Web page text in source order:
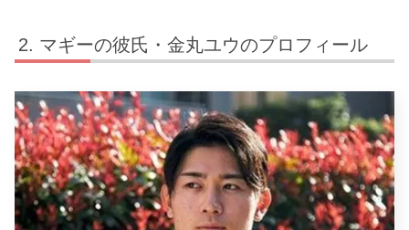
マギーの彼氏・金丸ユウのプロフィール